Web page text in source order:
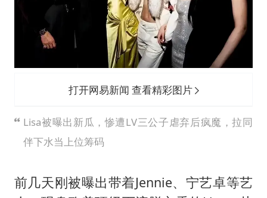
胡彦斌获《歌手2026》歌王
秋天的第一杯奶茶到底有多火
我国外贸延续良好增长态势
打开网易新闻 查看精彩图片
Lisa被曝出新瓜，惨遭LV三公子虐弃后疯魔，拉同
伴下水当上位筹码
前几天刚被曝出带着Jennie、宁艺卓等艺